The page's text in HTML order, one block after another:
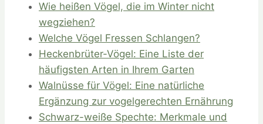
Wie heißen Vögel, die im Winter nicht
wegziehen?
Welche Vögel Fressen Schlangen?
Heckenbrüter-Vögel: Eine Liste der
häufigsten Arten in Ihrem Garten
Walnüsse für Vögel: Eine natürliche
Ergänzung zur vogelgerechten Ernährung
Schwarz-weiße Spechte: Merkmale und